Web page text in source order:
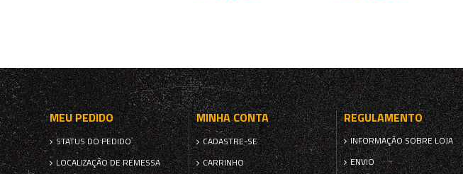
MEU PEDIDO
STATUS DO PEDIDO
LOCALIZAÇÃO DE REMESSA
MINHA CONTA
CADASTRE-SE
CARRINHO
REGULAMENTO
INFORMAÇÃO SOBRE LOJA
ENVIO